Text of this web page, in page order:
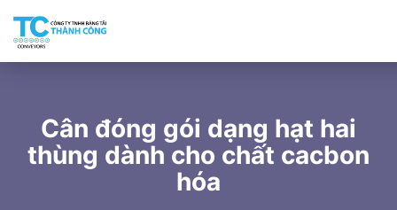
Cân đóng gói dạng hạt hai
thùng dành cho chất cacbon
hóa